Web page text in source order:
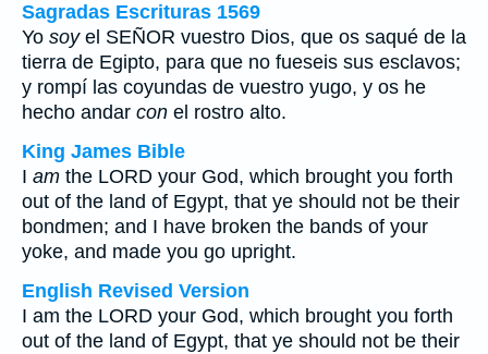
Sagradas Escrituras 1569
Yo soyel SEÑOR vuestro Dios, que os saqué de la
tierra de Egipto, para que no fueseis sus esclavos;
y rompí las coyundas de vuestro yugo, y os he
hecho andar con el rostro alto.
King James Bible
I am the LORD your God, which brought you forth
out of the land of Egypt, that ye should not be their
bondmen; and I have broken the bands of your
yoke, and made you go upright.
English Revised Version
I am the LORD your God, which brought you forth
out of the land of Egypt, that ye should not be their